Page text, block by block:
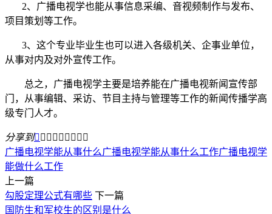
2、广播电视学也能从事信息采编、音视频制作与发布、
项目策划等工作。
3、这个专业毕业生也可以进入各级机关、企事业单位，
从事对内及对外宣传工作。
总之，广播电视学主要是培养能在广播电视新闻宣传部
门，从事编辑、采访、节目主持与管理等工作的新闻传播学高
级专门人才。
分享到        
广播电视学能从事什么广播电视学能从事什么工作广播电视学
能做什么工作
上一篇
勾股定理公式有哪些 下一篇
国防生和军校生的区别是什么